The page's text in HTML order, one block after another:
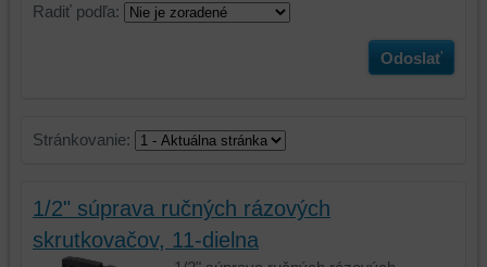
Radiť podľa:
Odoslať
Stránkovanie:
1/2" súprava ručných rázových
skrutkovačov, 11-dielna